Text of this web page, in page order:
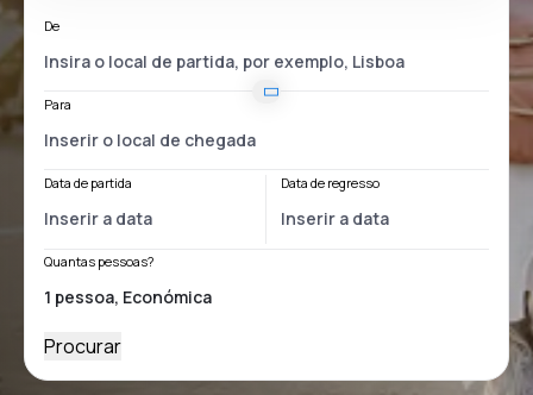
De
Para
Data de partida Data de regresso
Quantas pessoas?
Procurar